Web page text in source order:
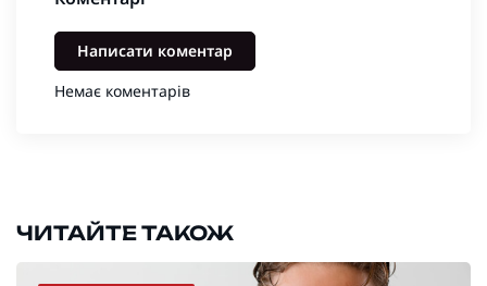
Написати коментар
Немає коментарів
ЧИТАЙТЕ ТАКОЖ